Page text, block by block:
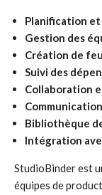
Planification
Gestion des
Création de
Suivi des
Collaboration
Bibliothèque
Intégration
StudioBinder est
équipes de